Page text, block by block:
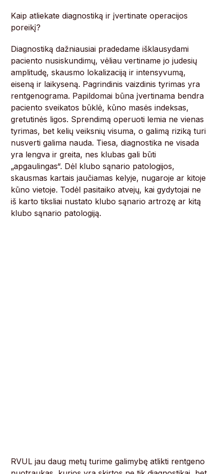
Kaip atliekate diagnostiką ir įvertinate operacijos
poreikį?
Diagnostiką dažniausiai pradedame išklausydami
paciento nusiskundimų, vėliau vertiname jo judesių
amplitudę, skausmo lokalizaciją ir intensyvumą,
eiseną ir laikyseną. Pagrindinis vaizdinis tyrimas yra
rentgenograma. Papildomai būna įvertinama bendra
paciento sveikatos būklė, kūno masės indeksas,
gretutinės ligos. Sprendimą operuoti lemia ne vienas
tyrimas, bet kelių veiksnių visuma, o galimą riziką turi
nusverti galima nauda. Tiesa, diagnostika ne visada
yra lengva ir greita, nes klubas gali būti
„apgaulingas“. Dėl klubo sąnario patologijos,
skausmas kartais jaučiamas kelyje, nugaroje ar kitoje
kūno vietoje. Todėl pasitaiko atvejų, kai gydytojai ne
iš karto tiksliai nustato klubo sąnario artrozę ar kitą
klubo sąnario patologiją.
RVUL jau daug metų turime galimybę atlikti rentgeno